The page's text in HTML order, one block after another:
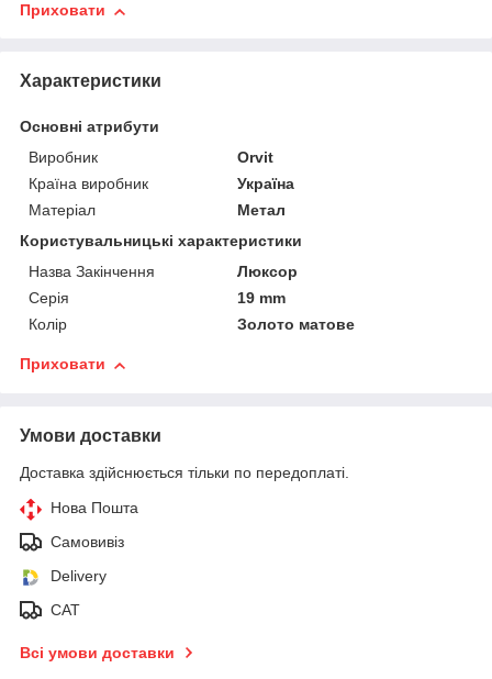
Приховати
Характеристики
Основні атрибути
Виробник
Orvit
Країна виробник
Україна
Матеріал
Метал
Користувальницькі характеристики
Назва Закінчення
Люксор
Серія
19 mm
Колір
Золото матове
Приховати
Умови доставки
Доставка здійснюється тільки по передоплаті.
Нова Пошта
Самовивіз
Delivery
САТ
Всі умови доставки